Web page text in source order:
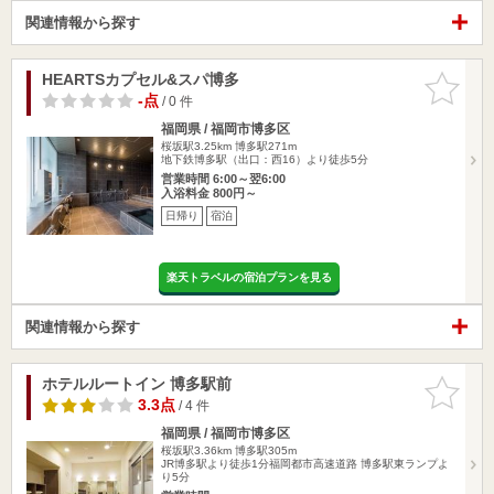
関連情報から探す
お気に入
りに追加
HEARTSカプセル&スパ博多
-点/ 0 件
福岡県 / 福岡市博多区
桜坂駅3.25km 博多駅271m
地下鉄博多駅（出口：西16）より徒歩5分
営業時間 6:00～翌6:00
入浴料金 800円～
日帰り 宿泊
楽天トラベルの宿泊プランを見る
関連情報から探す
お気に入
りに追加
ホテルルートイン 博多駅前
3.3点/ 4 件
福岡県 / 福岡市博多区
桜坂駅3.36km 博多駅305m
JR博多駅より徒歩1分福岡都市高速道路 博多駅東ランプよ
り5分